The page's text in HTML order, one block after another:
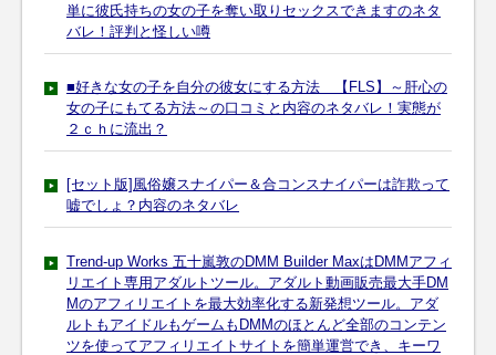
単に彼氏持ちの女の子を奪い取りセックスできますのネタ
バレ！評判と怪しい噂
■好きな女の子を自分の彼女にする方法 【FLS】～肝心の
女の子にもてる方法～の口コミと内容のネタバレ！実態が
２ｃｈに流出？
[セット版]風俗嬢スナイパー＆合コンスナイパーは詐欺って
嘘でしょ？内容のネタバレ
Trend-up Works 五十嵐敦のDMM Builder MaxはDMMアフィ
リエイト専用アダルトツール。アダルト動画販売最大手DM
Mのアフィリエイトを最大効率化する新発想ツール。アダ
ルトもアイドルもゲームもDMMのほとんど全部のコンテン
ツを使ってアフィリエイトサイトを簡単運営でき、キーワ